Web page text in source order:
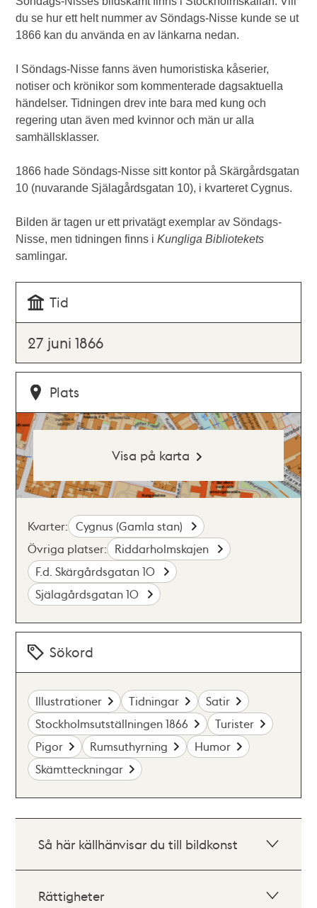
du se hur ett helt nummer av Söndags-Nisse kunde se ut
1866 kan du använda en av länkarna nedan.
I Söndags-Nisse fanns även humoristiska kåserier,
notiser och krönikor som kommenterade dagsaktuella
händelser. Tidningen drev inte bara med kung och
regering utan även med kvinnor och män ur alla
samhällsklasser.
1866 hade Söndags-Nisse sitt kontor på Skärgårdsgatan
10 (nuvarande Själagårdsgatan 10), i kvarteret Cygnus.
Bilden är tagen ur ett privatägt exemplar av Söndags-
Nisse, men tidningen finns iKungliga Bibliotekets
samlingar.
Tid
27 juni 1866
Plats
Visa på karta
Kvarter: Cygnus (Gamla stan)
Övriga platser: Riddarholmskajen
F.d. Skärgårdsgatan 10
Själagårdsgatan 10
Sökord
Illustrationer Tidningar
Satir
Stockholmsutställningen 1866
Turister
Pigor
Rumsuthyrning
Humor
Skämtteckningar
Så här källhänvisar du till bildkonst
Rättigheter